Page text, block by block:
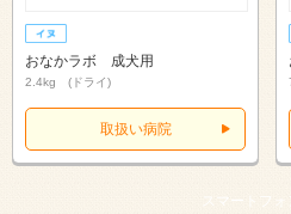
おなかラボ 成犬用
2.4kg (ドライ)
取扱い病院
スマートフォ